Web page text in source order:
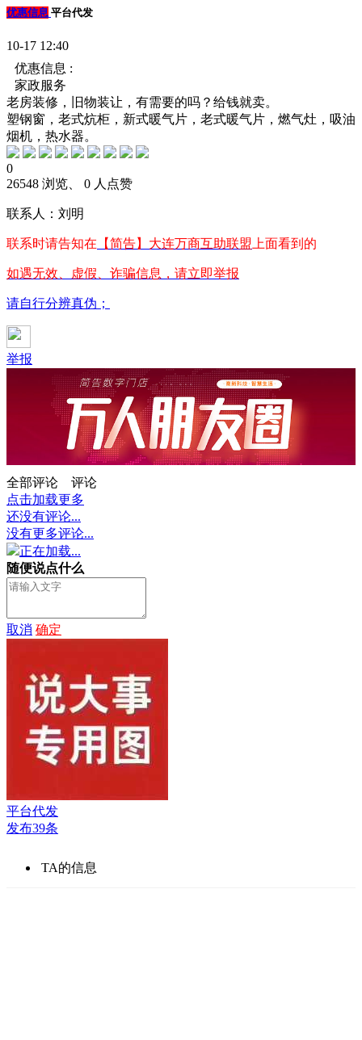
优惠信息 平台代发
10-17 12:40
优惠信息 :
家政服务
老房装修，旧物装让，有需要的吗？给钱就卖。
塑钢窗，老式炕柜，新式暖气片，老式暖气片，燃气灶，吸油
烟机，热水器。
0
26548 浏览、 0 人点赞
联系人：刘明
联系时请告知在 【简告】大连万商互助联盟 上面看到的
如遇无效、虚假、诈骗信息，请立即举报
请自行分辨真伪；
举报
全部评论
评论
点击加载更多
还没有评论...
没有更多评论...
正在加载...
随便说点什么
取消 确定
平台代发
发布39条
TA的信息